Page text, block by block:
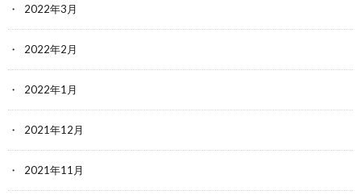
2022年3月
2022年2月
2022年1月
2021年12月
2021年11月